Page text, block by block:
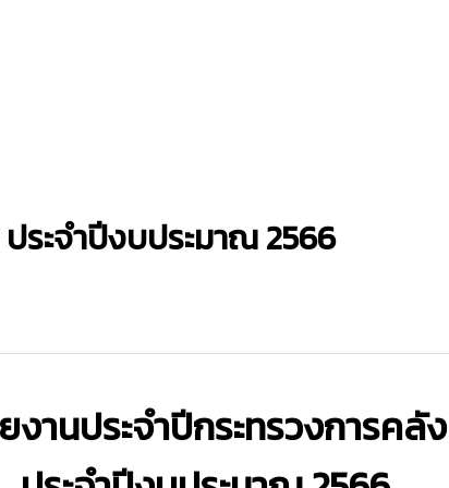
ระจำปีงบประมาณ 2566
งานประจำปีกระทรวงการคลัง